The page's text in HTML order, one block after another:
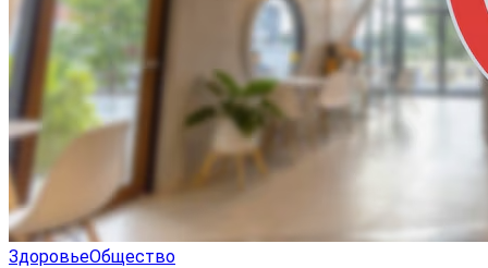
ЗдоровьеОбщество